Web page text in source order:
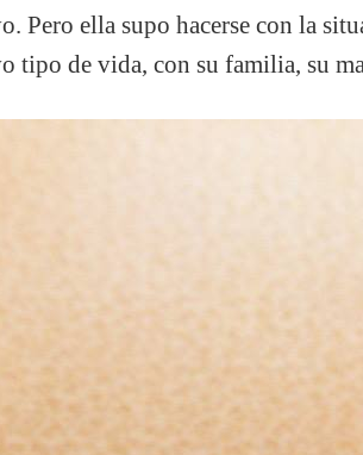
Pero ella supo hacerse con la
tipo de vida, con su familia, su